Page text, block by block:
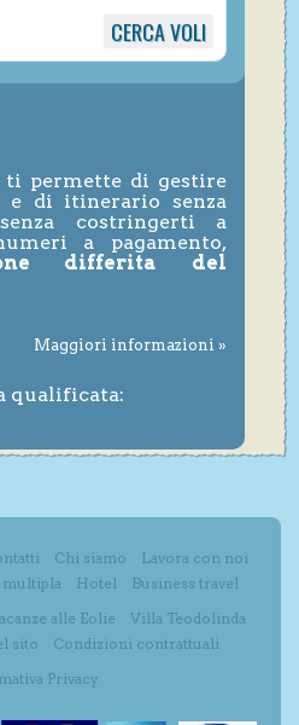
ti permette di gestire
di itinerario senza
costringerti a
a pagamento,
differita del
Maggiori informazioni »
qualificata:
Chi siamo
Lavora con noi
multipla Hotel
Business travel
alle Eolie
Villa Teodolinda
sito
Condizioni contrattuali
Privacy